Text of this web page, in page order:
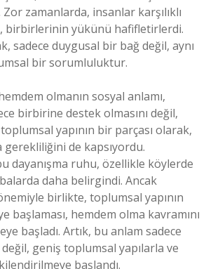
zamanlarda, insanlar karşılıklı
birbirlerinin yükünü hafifletirlerdi.
sadece duygusal bir bağ değil, aynı
bir sorumluluktur.
olmanın sosyal anlamı,
birbirine destek olmasını değil,
yapının bir parçası olarak,
de kapsıyordu.
dayanışma ruhu, özellikle köylerde
daha belirgindi. Ancak
birlikte, toplumsal yapının
başlaması, hemdem olma kavramını
başladı. Artık, bu anlam sadece
değil, geniş toplumsal yapılarla ve
başlandı.